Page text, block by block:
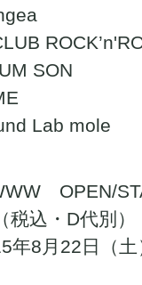
SON
Lab mole
OPEN/
込・D代別）
年8月22日（土